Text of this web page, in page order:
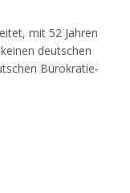
mit 52 Jahren
deutschen
Bürokratie-